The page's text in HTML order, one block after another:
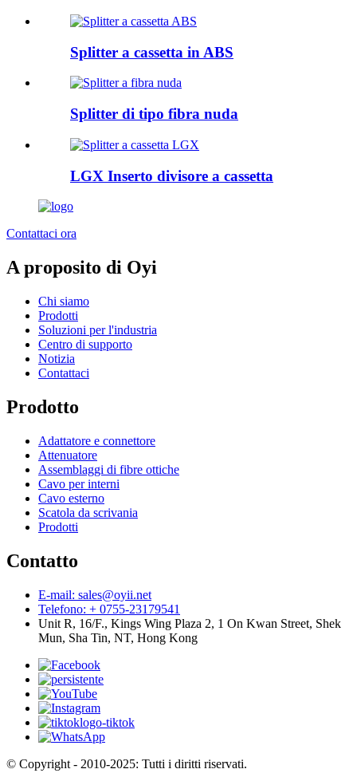
Splitter a cassetta in ABS
Splitter di tipo fibra nuda
LGX Inserto divisore a cassetta
Contattaci ora
A proposito di Oyi
Chi siamo
Prodotti
Soluzioni per l'industria
Centro di supporto
Notizia
Contattaci
Prodotto
Adattatore e connettore
Attenuatore
Assemblaggi di fibre ottiche
Cavo per interni
Cavo esterno
Scatola da scrivania
Prodotti
Contatto
E-mail: sales@oyii.net
Telefono: + 0755-23179541
Unit R, 16/F., Kings Wing Plaza 2, 1 On Kwan Street, Shek
Mun, Sha Tin, NT, Hong Kong
© Copyright - 2010-2025: Tutti i diritti riservati.